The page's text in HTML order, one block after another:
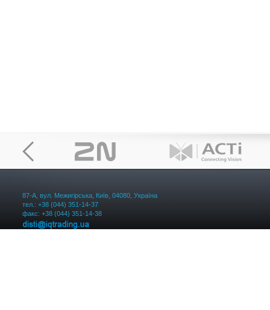
87-А, вул. Межигірська, Київ, 04080, Україна
тел.: +38 (044) 351-14-37
факс: +38 (044) 351-14-38